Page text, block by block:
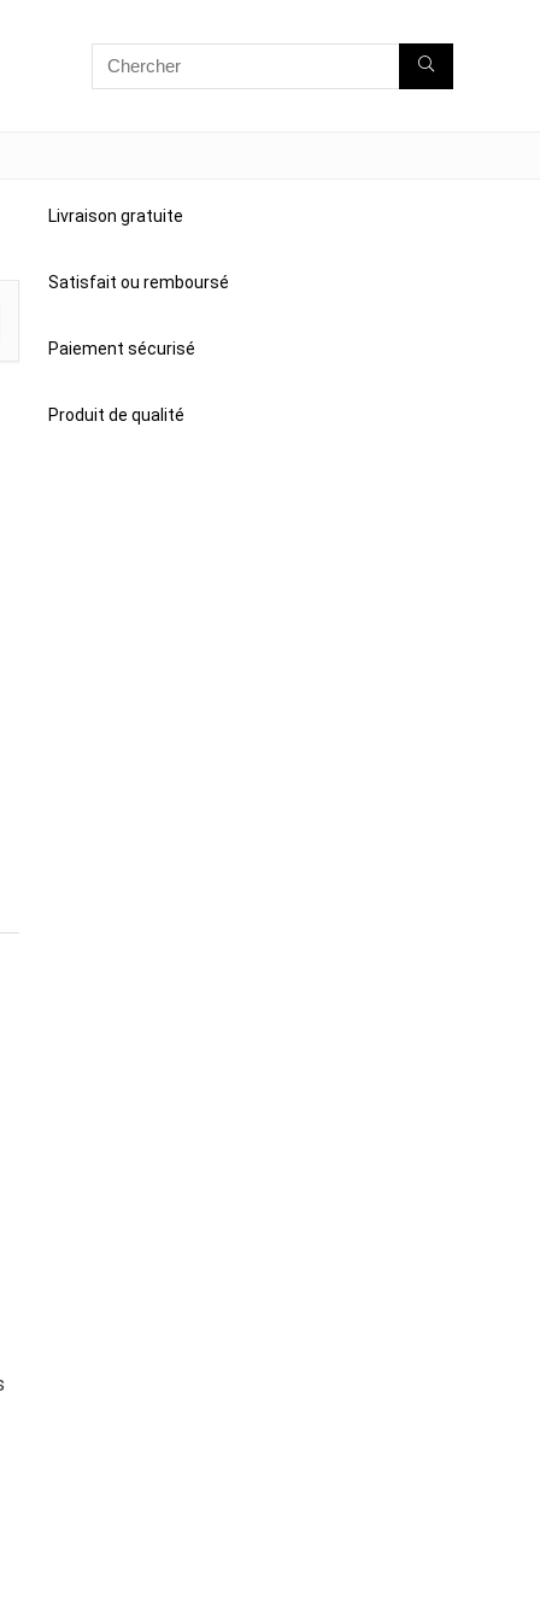
Livraison gratuite
Satisfait ou remboursé
Paiement sécurisé
Produit de qualité